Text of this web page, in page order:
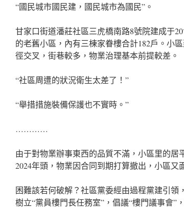
“國民城市國民建，國民城市為國民”。
甘家口街道潘莊社區三虎橋南路8號院建成于
的老舊小區，內有三棟家眷樓合計182戶。小
徑交叉，街巷較多，物業治理基本前提較差。
“社區周遭的狀況衛生太差了！”
“舉措措施裝備保護也不實時。”
…………
由于對物業辦事東西的品質不滿，小區里的居
2024年頭，物業因合同到期打算撤出，小區又
困難該若何破解？社區黨委經由過程黨建引領
樹立“黨員樓門長任務室”，倡議“樓門議事會”